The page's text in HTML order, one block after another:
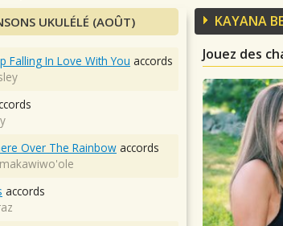
KAYANA
Jouez des
UKULÉLÉ (AOÛT)
Falling In Love With You accords
Over The Rainbow accords
accords